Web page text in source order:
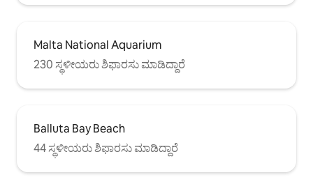
Malta National Aquarium
230 ಸ್ಥಳೀಯರು ಶಿಫಾರಸು ಮಾಡಿದ್ದಾರೆ
Balluta Bay Beach
44 ಸ್ಥಳೀಯರು ಶಿಫಾರಸು ಮಾಡಿದ್ದಾರೆ